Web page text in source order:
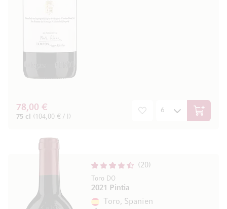
78,00 €
75 cl (104,00 € / l) In den
20
Toro DO
2021 Pintia
Toro, Spanien